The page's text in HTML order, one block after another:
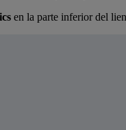
en la parte inferior del